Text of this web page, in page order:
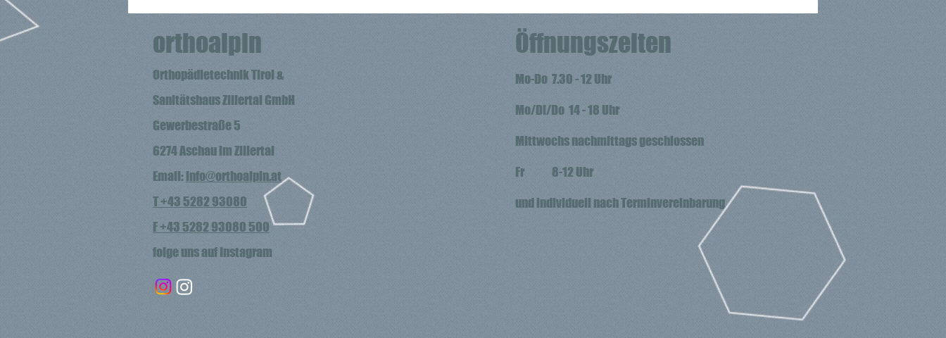
orthoalpin
Orthopädietechnik Tirol &
Sanitätshaus Zillertal GmbH
Gewerbestraße 5
6274Aschau im Zillertal
Email:info@orthoalpin.at
T +43 5282 93080
F +43 5282 93080 500
folge uns auf Instagram
Öffnungszeiten
Mo-Do 7.30 - 12 Uhr
Mo/Di/Do 14 - 18 Uhr
Mittwochs nachmittags geschlossen
Fr 8-12 Uhr
und individuell nach Terminvereinbarung